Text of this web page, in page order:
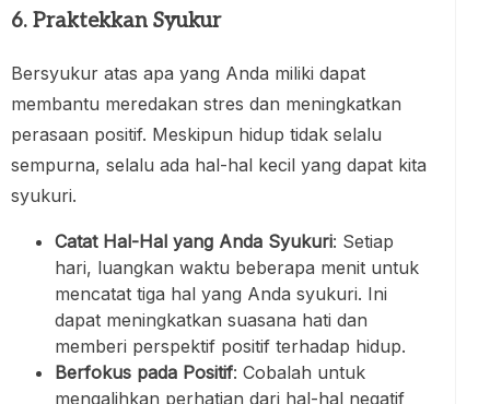
6. Praktekkan Syukur
Bersyukur atas apa yang Anda miliki dapat
membantu meredakan stres dan meningkatkan
perasaan positif. Meskipun hidup tidak selalu
sempurna, selalu ada hal-hal kecil yang dapat kita
syukuri.
Catat Hal-Hal yang Anda Syukuri: Setiap
hari, luangkan waktu beberapa menit untuk
mencatat tiga hal yang Anda syukuri. Ini
dapat meningkatkan suasana hati dan
memberi perspektif positif terhadap hidup.
Berfokus pada Positif: Cobalah untuk
mengalihkan perhatian dari hal-hal negatif